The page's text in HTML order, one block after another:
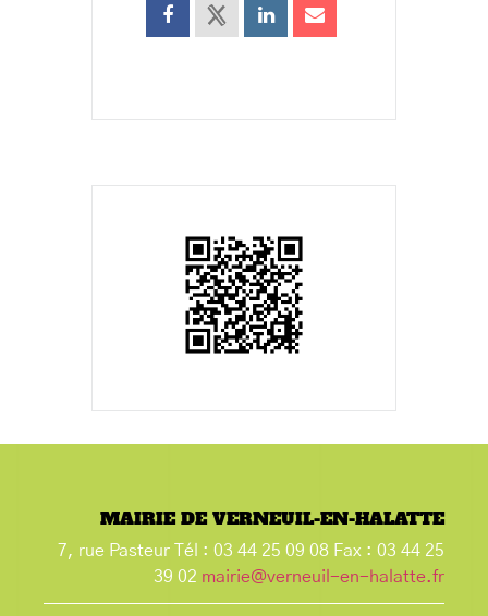
MAIRIE DE VERNEUIL-EN-HALATTE
7, rue Pasteur Tél : 03 44 25 09 08 Fax : 03 44 25
39 02 mairie@verneuil-en-halatte.fr